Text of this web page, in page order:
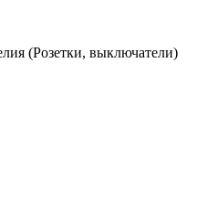
(Розетки, выключатели)